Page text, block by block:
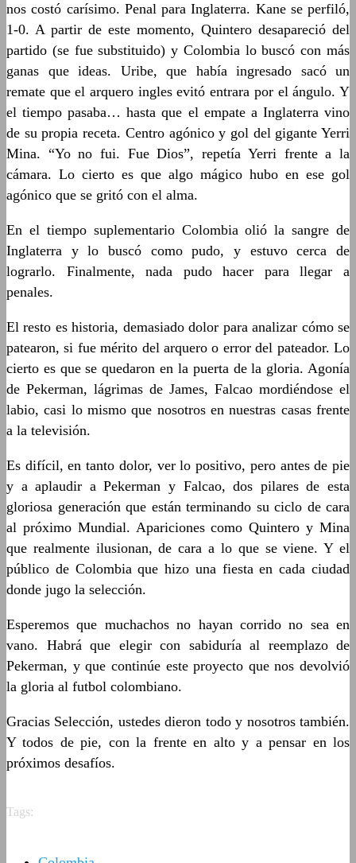
nos costó carísimo. Penal para Inglaterra. Kane se perfiló,
1-0. A partir de este momento, Quintero desapareció del
partido (se fue substituido) y Colombia lo buscó con más
ganas que ideas. Uribe, que había ingresado sacó un
remate que el arquero ingles evitó entrara por el ángulo. Y
el tiempo pasaba… hasta que el empate a Inglaterra vino
de su propia receta. Centro agónico y gol del gigante Yerri
Mina. “Yo no fui. Fue Dios”, repetía Yerri frente a la
cámara. Lo cierto es que algo mágico hubo en ese gol
agónico que se gritó con el alma.
En el tiempo suplementario Colombia olió la sangre de
Inglaterra y lo buscó como pudo, y estuvo cerca de
lograrlo. Finalmente, nada pudo hacer para llegar a
penales.
El resto es historia, demasiado dolor para analizar cómo se
patearon, si fue mérito del arquero o error del pateador. Lo
cierto es que se quedaron en la puerta de la gloria. Agonía
de Pekerman, lágrimas de James, Falcao mordiéndose el
labio, casi lo mismo que nosotros en nuestras casas frente
a la televisión.
Es difícil, en tanto dolor, ver lo positivo, pero antes de pie
y a aplaudir a Pekerman y Falcao, dos pilares de esta
gloriosa generación que están terminando su ciclo de cara
al próximo Mundial. Apariciones como Quintero y Mina
que realmente ilusionan, de cara a lo que se viene. Y el
público de Colombia que hizo una fiesta en cada ciudad
donde jugo la selección.
Esperemos que muchachos no hayan corrido no sea en
vano. Habrá que elegir con sabiduría al reemplazo de
Pekerman, y que continúe este proyecto que nos devolvió
la gloria al futbol colombiano.
Gracias Selección, ustedes dieron todo y nosotros también.
Y todos de pie, con la frente en alto y a pensar en los
próximos desafíos.
Tags: